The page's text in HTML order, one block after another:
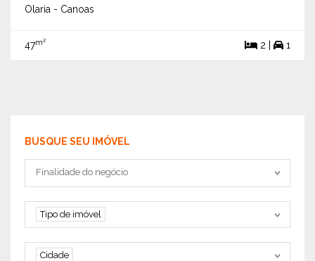
Olaria - Canoas
47m² 2 | 1
BUSQUE SEU IMÓVEL
Tipo negociação
Finalidade do negócio
Tipo de imóvel
Tipo de imóvel
Cidade
Cidade